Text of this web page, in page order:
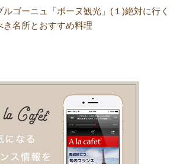
ルゴーニュ「ボーヌ観光」(１)絶対に行く
き名所とおすすめ料理